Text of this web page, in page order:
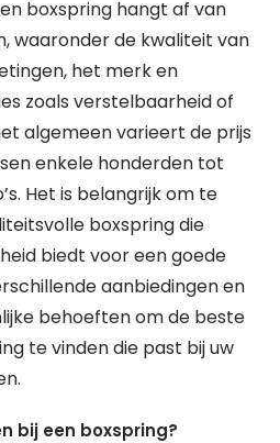
boxspring hangt af van
waaronder de kwaliteit van
het merk en
zoals verstelbaarheid of
algemeen varieert de prijs
enkele honderden tot
Het is belangrijk om te
boxspring die
biedt voor een goede
aanbiedingen en
behoeften om de beste
te vinden die past bij uw
bij een boxspring?